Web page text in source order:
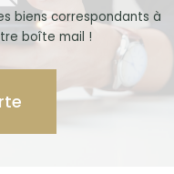
biens correspondants à
boîte mail !